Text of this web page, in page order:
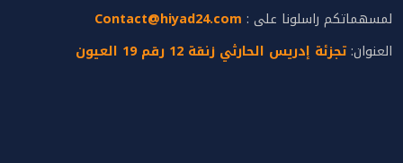
لمسهماتكم راسلونا على : Contact@hiyad24.com
العنوان:تجزئة إدريس الحارثي زنقة 12 رقم 19 العيون